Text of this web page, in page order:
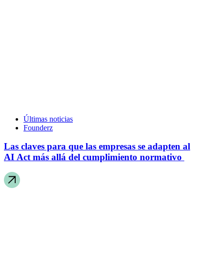
Últimas noticias
Founderz
Las claves para que las empresas se adapten al
AI Act más allá del cumplimiento normativo